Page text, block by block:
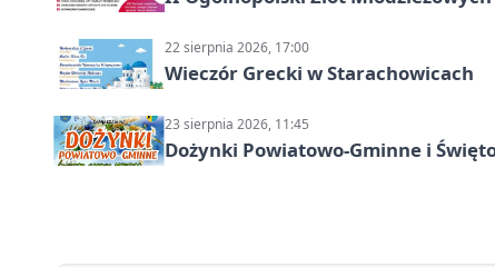
22 sierpnia 2026, 17:00
Wieczór Grecki w Starachowicach
23 sierpnia 2026, 11:45
Dożynki Powiatowo-Gminne i